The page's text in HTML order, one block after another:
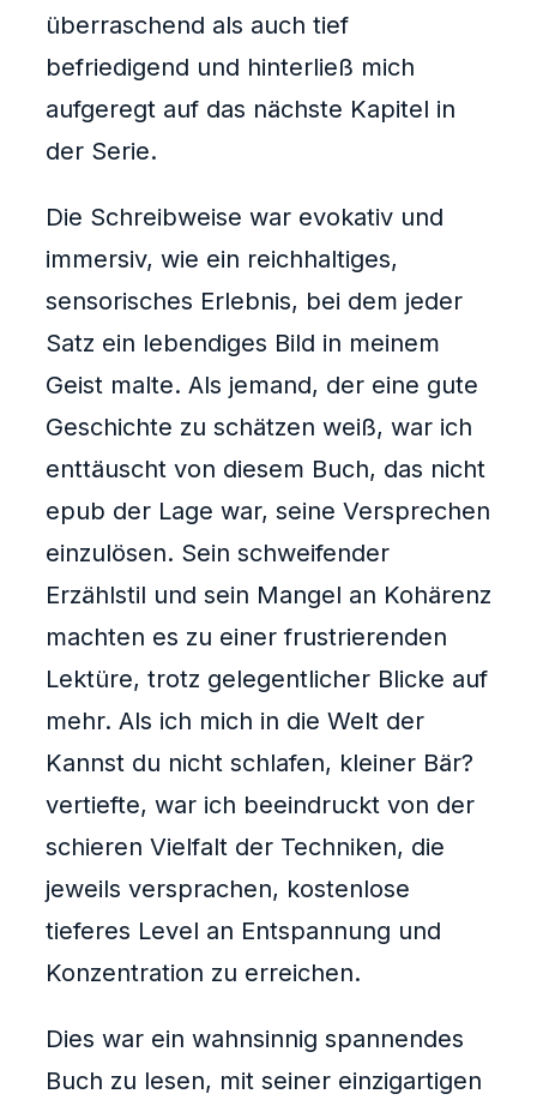
überraschend als auch tief
befriedigend und hinterließ mich
aufgeregt auf das nächste Kapitel in
der Serie.
Die Schreibweise war evokativ und
immersiv, wie ein reichhaltiges,
sensorisches Erlebnis, bei dem jeder
Satz ein lebendiges Bild in meinem
Geist malte. Als jemand, der eine gute
Geschichte zu schätzen weiß, war ich
enttäuscht von diesem Buch, das nicht
epub der Lage war, seine Versprechen
einzulösen. Sein schweifender
Erzählstil und sein Mangel an Kohärenz
machten es zu einer frustrierenden
Lektüre, trotz gelegentlicher Blicke auf
mehr. Als ich mich in die Welt der
Kannst du nicht schlafen, kleiner Bär?
vertiefte, war ich beeindruckt von der
schieren Vielfalt der Techniken, die
jeweils versprachen, kostenlose
tieferes Level an Entspannung und
Konzentration zu erreichen.
Dies war ein wahnsinnig spannendes
Buch zu lesen, mit seiner einzigartigen